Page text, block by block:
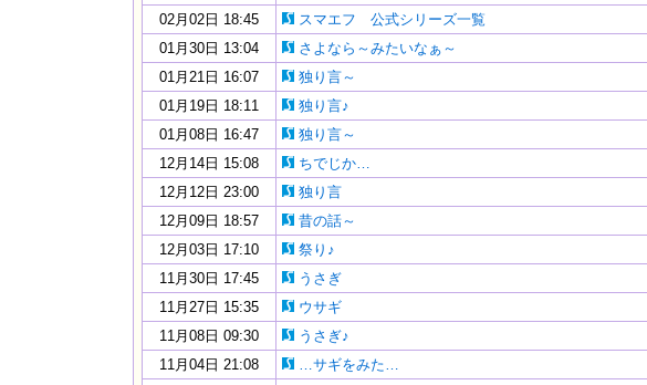
02月02日 18:45
スマエフ 公式シリーズ一覧
01月30日 13:04
さよなら～みたいなぁ～
01月21日 16:07
独り言～
01月19日 18:11
独り言♪
01月08日 16:47
独り言～
12月14日 15:08
ちでじか…
12月12日 23:00
独り言
12月09日 18:57
昔の話～
12月03日 17:10
祭り♪
11月30日 17:45
うさぎ
11月27日 15:35
ウサギ
11月08日 09:30
うさぎ♪
11月04日 21:08
…サギをみた…